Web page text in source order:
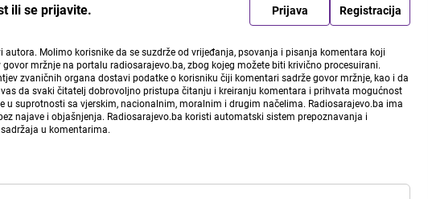
ili se prijavite. Prijava Registracija
Molimo korisnike da se suzdrže od vrijeđanja, psovanja i pisanja komentara koji
mržnje na portalu radiosarajevo.ba, zbog kojeg možete biti krivično procesuirani.
zvaničnih organa dostavi podatke o korisniku čiji komentari sadrže govor mržnje, kao i da
da svaki čitatelj dobrovoljno pristupa čitanju i kreiranju komentara i prihvata mogućnost
suprotnosti sa vjerskim, nacionalnim, moralnim i drugim načelima. Radiosarajevo.ba ima
najave i objašnjenja. Radiosarajevo.ba koristi automatski sistem prepoznavanja i
u komentarima.